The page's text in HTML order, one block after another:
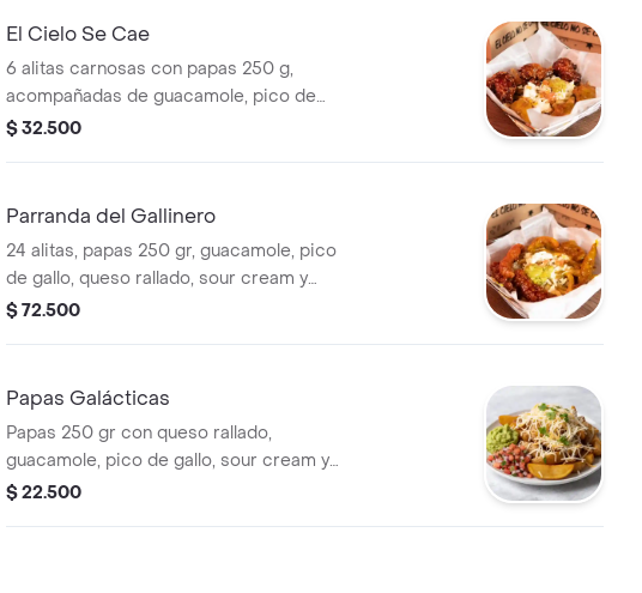
El Cielo Se Cae
6 alitas carnosas con papas 250 g,
acompañadas de guacamole, pico de
gallo, queso rayado y sour cream...con
$ 32.500
Parranda del Gallinero
24 alitas, papas 250 gr, guacamole, pico
de gallo, queso rallado, sour cream y
salsas a elección!!
$ 72.500
Papas Galácticas
Papas 250 gr con queso rallado,
guacamole, pico de gallo, sour cream y
salsas al gusto
$ 22.500